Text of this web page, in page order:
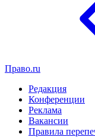
Право.ru
Редакция
Конференции
Реклама
Вакансии
Правила